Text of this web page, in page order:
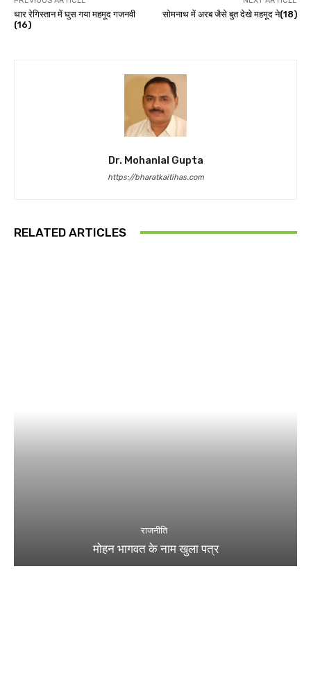
थार रेगिस्तान में घुस गया महमूद गजनवी
(16)
सोमनाथ में अरब जैसे बुत देखे महमूद ने(18)
Dr. Mohanlal Gupta
https://bharatkaitihas.com
RELATED ARTICLES
राजनीति
मोहन भागवत के नाम खुला पत्र